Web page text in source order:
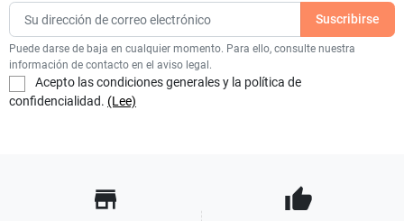
Puede darse de baja en cualquier momento. Para ello, consulte nuestra
información de contacto en el aviso legal.
Acepto las condiciones generales y la política de
confidencialidad. (Lee)
store thumb_up